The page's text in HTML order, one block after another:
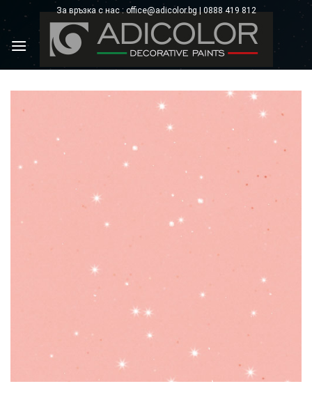
to
content
За връзка с нас : office@adicolor.bg | 0888 419 812
×